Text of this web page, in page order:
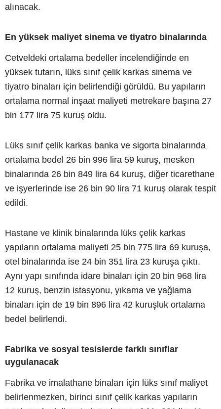
alınacak.
En yüksek maliyet sinema ve tiyatro binalarında
Cetveldeki ortalama bedeller incelendiğinde en
yüksek tutarın, lüks sınıf çelik karkas sinema ve
tiyatro binaları için belirlendiği görüldü. Bu yapıların
ortalama normal inşaat maliyeti metrekare başına 27
bin 177 lira 75 kuruş oldu.
Lüks sınıf çelik karkas banka ve sigorta binalarında
ortalama bedel 26 bin 996 lira 59 kuruş, mesken
binalarında 26 bin 849 lira 64 kuruş, diğer ticarethane
ve işyerlerinde ise 26 bin 90 lira 71 kuruş olarak tespit
edildi.
Hastane ve klinik binalarında lüks çelik karkas
yapıların ortalama maliyeti 25 bin 775 lira 69 kuruşa,
otel binalarında ise 24 bin 351 lira 23 kuruşa çıktı.
Aynı yapı sınıfında idare binaları için 20 bin 968 lira
12 kuruş, benzin istasyonu, yıkama ve yağlama
binaları için de 19 bin 896 lira 42 kuruşluk ortalama
bedel belirlendi.
Fabrika ve sosyal tesislerde farklı sınıflar
uygulanacak
Fabrika ve imalathane binaları için lüks sınıf maliyet
belirlenmezken, birinci sınıf çelik karkas yapıların